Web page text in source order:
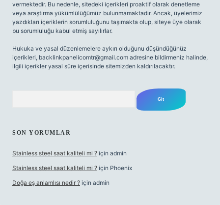
vermektedir. Bu nedenle, sitedeki içerikleri proaktif olarak denetleme
veya araştırma yükümlülüğümüz bulunmamaktadır. Ancak, üyelerimiz
yazdıkları içeriklerin sorumluluğunu taşımakta olup, siteye üye olarak
bu sorumluluğu kabul etmiş sayılırlar.
Hukuka ve yasal düzenlemelere aykırı olduğunu düşündüğünüz
içerikleri, backlinkpanelicomtr@gmail.com adresine bildirmeniz halinde,
ilgili içerikler yasal süre içerisinde sitemizden kaldırılacaktır.
SON YORUMLAR
Stainless steel saat kaliteli mi ? için admin
Stainless steel saat kaliteli mi ? için Phoenix
Doğa eş anlamlısı nedir ? için admin